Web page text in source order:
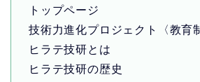
トップページ
技術力進化プロジェクト〈教育
ヒラテ技研とは
ヒラテ技研の歴史